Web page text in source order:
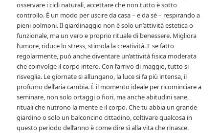
osservare i cicli naturali, accettare che non tutto è sotto
controllo. È un modo per uscire da casa – e da sé – respirando a
pieni polmoni. Il giardinaggio non è solo un’attività estetica o
funzionale, ma un vero e proprio rituale di benessere. Migliora
l’umore, riduce lo stress, stimola la creatività. E se fatto
regolarmente, può anche diventare un’attività fisica moderata
che coinvolge il corpo intero. Con l’arrivo di maggio, tutto si
risveglia. Le giornate si allungano, la luce si fa più intensa, il
profumo dell’aria cambia. È il momento ideale per ricominciare a
seminare, non solo ortaggi o fiori, ma anche abitudini sane,
rituali che nutrono la mente e il corpo. Che tu abbia un grande
giardino o solo un balconcino cittadino, coltivare qualcosa in
questo periodo dell’anno è come dire sì alla vita che rinasce.